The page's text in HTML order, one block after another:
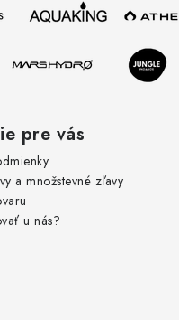
pre vás
a množstevné zľavy
u nás?